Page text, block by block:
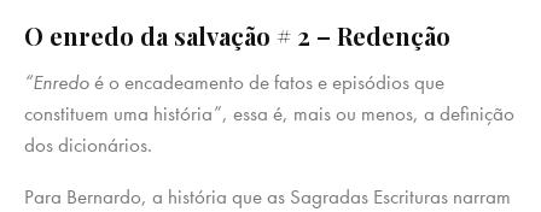
O enredo da salvação # 2 – Redenção
“Enredoé o encadeamento de fatos e episódios que
constituem uma história”, essa é, mais ou menos, a definição
dos dicionários.
Para Bernardo, a história que as Sagradas Escrituras narram